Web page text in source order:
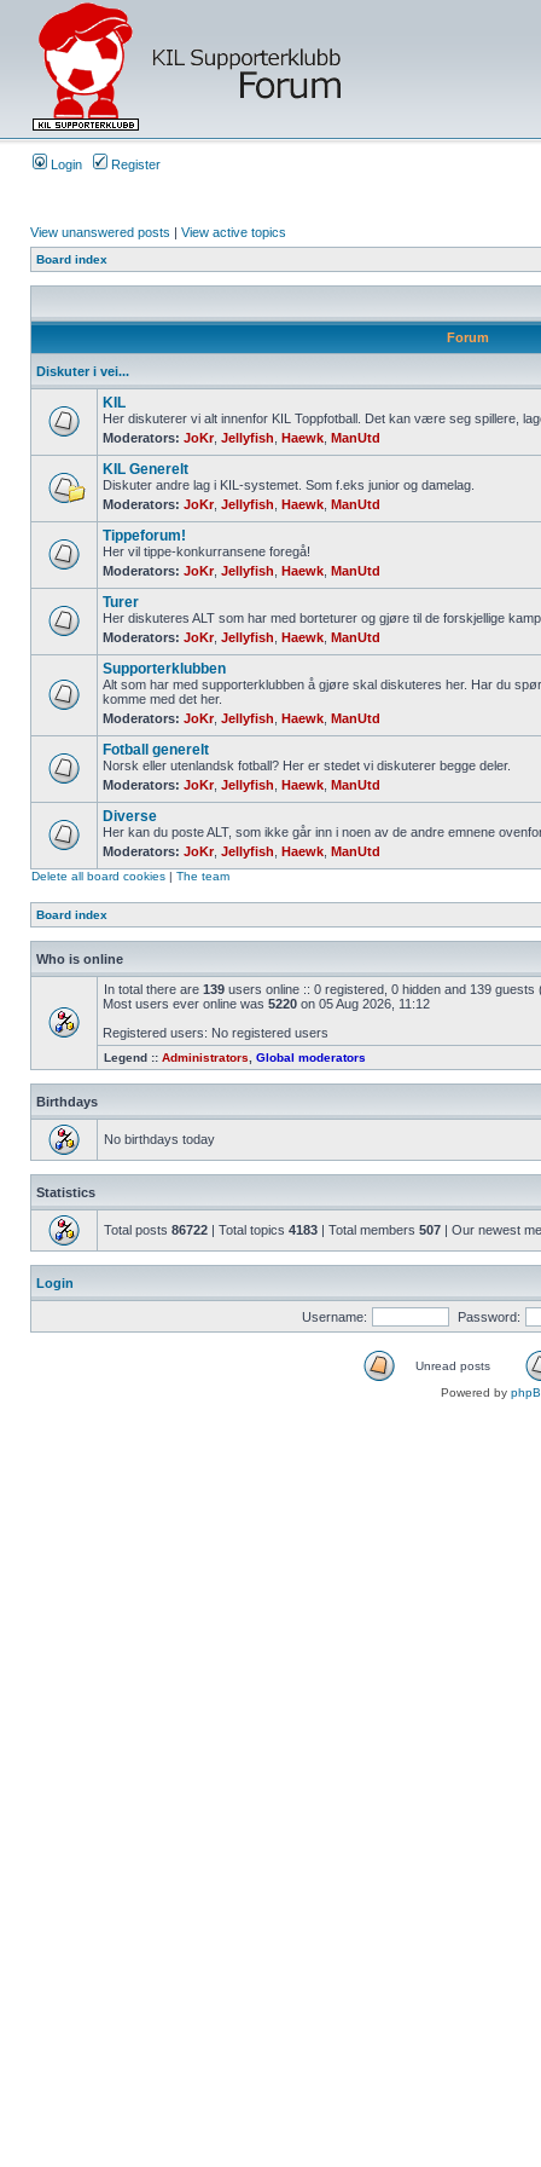
Login Register
View unanswered posts | View active topics
Board index
Forum
Diskuter i vei...
KIL
Her diskuterer vi alt innenfor KIL Toppfotball. Det kan være seg spillere,
Moderators: JoKr, Jellyfish Haewk ManUtd
KIL Generelt
Diskuter andre lag i KIL-systemet. Som f.eks junior og damelag.
Moderators: JoKr, Jellyfish Haewk ManUtd
Tippeforum!
Her vil tippe-konkurransene foregå!
Moderators: JoKr, Jellyfish Haewk ManUtd
Turer
Her diskuteres ALT som har med borteturer og gjøre til de forskjellige
Moderators: JoKr, Jellyfish Haewk ManUtd
Supporterklubben
Alt som har med supporterklubben å gjøre skal diskuteres her. Har du
komme med det her.
Moderators: JoKr, Jellyfish Haewk ManUtd
Fotball generelt
Norsk eller utenlandsk fotball? Her er stedet vi diskuterer begge deler.
Moderators: JoKr, Jellyfish Haewk ManUtd
Diverse
Her kan du poste ALT, som ikke går inn i noen av de andre emnene
Moderators: JoKr, Jellyfish Haewk ManUtd
Delete all board cookies | The team
Board index
Who is online
In total there are 139 users online :: 0 registered, 0 hidden and 139
Most users ever online was 5220 on 05 Aug 2026, 11:12
Registered users: No registered users
Legend :: Administrators Global moderators
Birthdays
No birthdays today
Statistics
Total posts 86722 | Total topics 4183 | Total members 507 | Our newest
Login
Username: Password:
Unread posts
Powered by